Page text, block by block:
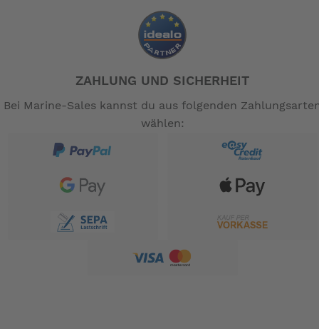
ZAHLUNG UND SICHERHEIT
Bei Marine-Sales kannst du aus folgenden
wählen: